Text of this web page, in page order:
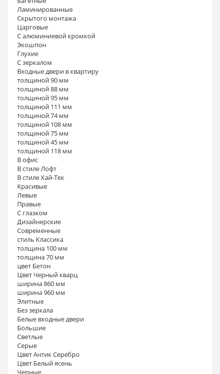
Ламинированные
Скрытого монтажа
Царговые
С алюминиевой кромкой
Экошпон
Глухие
С зеркалом
Входные двери в квартиру
толщиной 90 мм
толщиной 88 мм
толщиной 95 мм
толщиной 111 мм
толщиной 74 мм
толщиной 108 мм
толщиной 75 мм
толщиной 45 мм
толщиной 118 мм
В офис
В стиле Лофт
В стиле Хай-Тек
Красивые
Левые
Правые
С глазком
Дизайнерские
Современные
стиль Классика
толщина 100 мм
толщина 70 мм
цвет Бетон
Цвет Черный кварц
ширина 860 мм
ширина 960 мм
Элитные
Без зеркала
Белые входные двери
Большие
Светлые
Серые
Цвет Антик Серебро
Цвет Белый ясень
Черные